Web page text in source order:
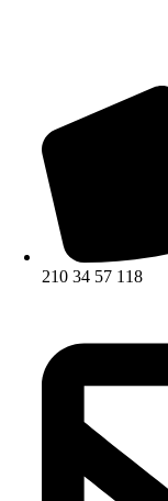
210 34 57 118